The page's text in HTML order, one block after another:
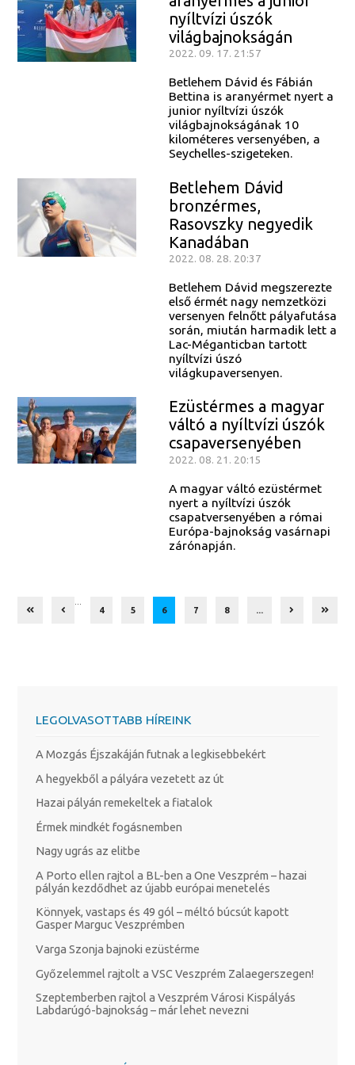
nyíltvízi úszók
világbajnokságán
2022. 09. 17. 21:57
Betlehem Dávid és Fábián
Bettina is aranyérmet nyert a
junior nyíltvízi úszók
világbajnokságának 10
kilométeres versenyében, a
Seychelles-szigeteken.
Betlehem Dávid
bronzérmes,
Rasovszky negyedik
Kanadában
2022. 08. 28. 20:37
Betlehem Dávid megszerezte
első érmét nagy nemzetközi
versenyen felnőtt pályafutása
során, miután harmadik lett a
Lac-Méganticban tartott
nyíltvízi úszó
világkupaversenyen.
Ezüstérmes a magyar
váltó a nyíltvízi úszók
csapaversenyében
2022. 08. 21. 20:15
A magyar váltó ezüstérmet
nyert a nyíltvízi úszók
csapatversenyében a római
Európa-bajnokság vasárnapi
zárónapján.
4
5 6 7 8 ...
LEGOLVASOTTABB HÍREINK
A Mozgás Éjszakáján futnak a legkisebbekért
A hegyekből a pályára vezetett az út
Hazai pályán remekeltek a fiatalok
Érmek mindkét fogásnemben
Nagy ugrás az elitbe
A Porto ellen rajtol a BL-ben a One Veszprém – hazai
pályán kezdődhet az újabb európai menetelés
Könnyek, vastaps és 49 gól – méltó búcsút kapott
Gasper Marguc Veszprémben
Varga Szonja bajnoki ezüstérme
Győzelemmel rajtolt a VSC Veszprém Zalaegerszegen!
Szeptemberben rajtol a Veszprém Városi Kispályás
Labdarúgó-bajnokság – már lehet nevezni